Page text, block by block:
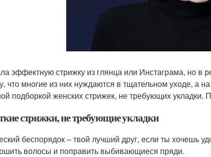
эффектную стрижку из глянца или Инстаграма, но в
что многие из них нуждаются в тщательном уходе, а
подборкой женских стрижек, не требующих укладки.
стрижки, не требующие укладки
беспорядок – твой лучший друг, если ты хочешь
волосы и поправить выбивающиеся пряди.